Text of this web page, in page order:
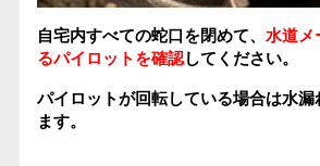
自宅内すべての蛇口を閉めて、 水道メ
るパイロットを確認してください。
パイロットが回転している場合は水漏
ます。